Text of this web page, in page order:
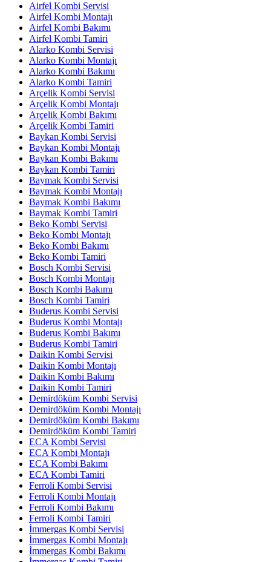
Airfel Kombi Servisi
Airfel Kombi Montajı
Airfel Kombi Bakımı
Airfel Kombi Tamiri
Alarko Kombi Servisi
Alarko Kombi Montajı
Alarko Kombi Bakımı
Alarko Kombi Tamiri
Arçelik Kombi Servisi
Arçelik Kombi Montajı
Arçelik Kombi Bakımı
Arçelik Kombi Tamiri
Baykan Kombi Servisi
Baykan Kombi Montajı
Baykan Kombi Bakımı
Baykan Kombi Tamiri
Baymak Kombi Servisi
Baymak Kombi Montajı
Baymak Kombi Bakımı
Baymak Kombi Tamiri
Beko Kombi Servisi
Beko Kombi Montajı
Beko Kombi Bakımı
Beko Kombi Tamiri
Bosch Kombi Servisi
Bosch Kombi Montajı
Bosch Kombi Bakımı
Bosch Kombi Tamiri
Buderus Kombi Servisi
Buderus Kombi Montajı
Buderus Kombi Bakımı
Buderus Kombi Tamiri
Daikin Kombi Servisi
Daikin Kombi Montajı
Daikin Kombi Bakımı
Daikin Kombi Tamiri
Demirdöküm Kombi Servisi
Demirdöküm Kombi Montajı
Demirdöküm Kombi Bakımı
Demirdöküm Kombi Tamiri
ECA Kombi Servisi
ECA Kombi Montajı
ECA Kombi Bakımı
ECA Kombi Tamiri
Ferroli Kombi Servisi
Ferroli Kombi Montajı
Ferroli Kombi Bakımı
Ferroli Kombi Tamiri
İmmergas Kombi Servisi
İmmergas Kombi Montajı
İmmergas Kombi Bakımı